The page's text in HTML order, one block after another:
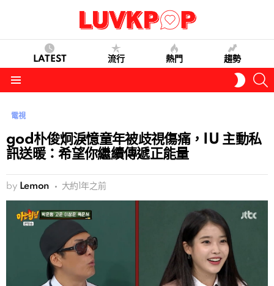
LATEST 流行 熱門 趨勢
SKIN
電視
god朴俊炯淚憶童年被歧視傷痛，IU 主動私
訊送暖：希望你繼續傳遞正能量
by Lemon 大約1年之前